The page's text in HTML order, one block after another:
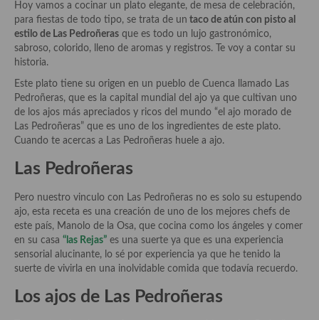
Historia de la gastronomía, platos celebres, cocineros, críticos,
historias culinarias y otras cosas
Origen y evolución de la comida
Protocolo y buenas maneras.
Ocio – restaurantes, bares, tabernas
Viajes eno-gastro-turísticos
En El Candelero
Las opiniones de la «Cocinera»
Prensa
Recetas
Hoy vamos a cocinar un plato elegante, de mesa de celebración,
para fiestas de todo tipo, se trata de un taco de atún con pisto al
estilo de Las Pedroñeras que es todo un lujo gastronómico,
sabroso, colorido, lleno de aromas y registros. Te voy a contar su
historia.
Este plato tiene su origen en un pueblo de Cuenca llamado Las
Pedroñeras, que es la capital mundial del ajo ya que cultivan uno
de los ajos más apreciados y ricos del mundo “el ajo morado de
Las Pedroñeras” que es uno de los ingredientes de este plato.
Cuando te acercas a Las Pedroñeras huele a ajo.
Las Pedroñeras
Pero nuestro vinculo con Las Pedroñeras no es solo su estupendo
ajo, esta receta es una creación de uno de los mejores chefs de
este país, Manolo de la Osa, que cocina como los ángeles y comer
en su casa “las Rejas” es una suerte ya que es una experiencia
sensorial alucinante, lo sé por experiencia ya que he tenido la
suerte de vivirla en una inolvidable comida que todavía recuerdo.
Los ajos de Las Pedroñeras